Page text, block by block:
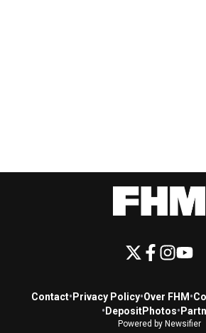
Contact• Privacy Policy•Over FHM •
• DepositPhotos•
Powered by Newsifier